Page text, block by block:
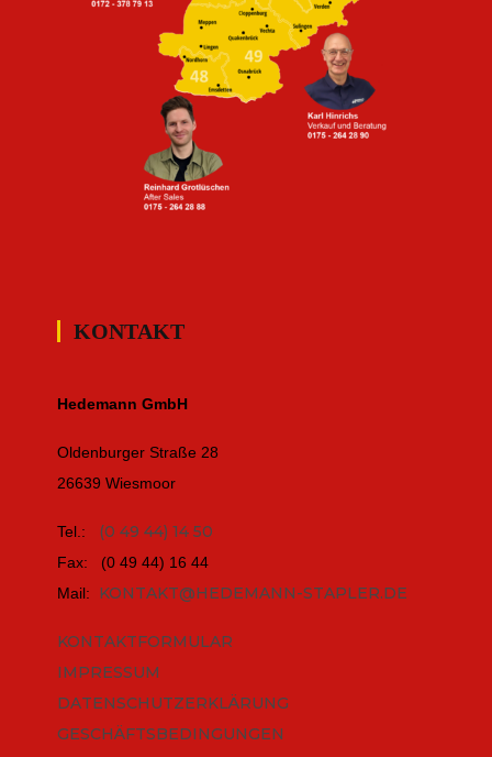
KONTAKT
Hedemann GmbH
Oldenburger Straße 28
26639 Wiesmoor
Tel.: (0 49 44) 14 50
Fax: (0 49 44) 16 44
Mail: KONTAKT@HEDEMANN-STAPLER.DE
KONTAKTFORMULAR
IMPRESSUM
DATENSCHUTZERKLÄRUNG
GESCHÄFTSBEDINGUNGEN